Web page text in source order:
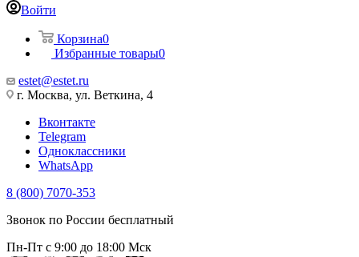
Войти
Корзина0
Избранные товары0
estet@estet.ru
г. Москва, ул. Веткина, 4
Вконтакте
Telegram
Одноклассники
WhatsApp
8 (800) 7070-353
Звонок по России бесплатный
Пн-Пт с 9:00 до 18:00 Мск